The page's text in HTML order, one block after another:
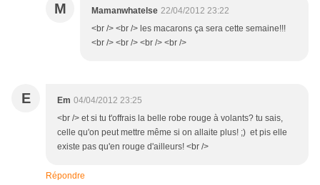
M Mamanwhatelse 22/04/2012 23:22
<br /> <br /> les macarons ça sera cette semaine!!!
<br /> <br /> <br /> <br />
E Em 04/04/2012 23:25
<br /> et si tu t'offrais la belle robe rouge à volants? tu sais,
celle qu'on peut mettre même si on allaite plus! ;) et pis elle
existe pas qu'en rouge d'ailleurs! <br />
Répondre